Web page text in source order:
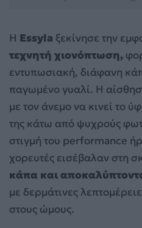
Η Essyla ξεκίνησε την
τεχνητή χιονόπτωση,
εντυπωσιακή, διάφανη
παγωμένο γυαλί. Η
με τον άνεμο να κινεί το
της κάτω από ψυχρούς
στιγμή του performance
χορευτές εισέβαλαν στη
κάπα και
με δερμάτινες
στους ώμους.